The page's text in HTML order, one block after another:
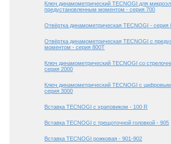
Ключ динамометрический TECNOGI для
предустановленным моментом - серия 700
Отвёртка динамометрическая TECNOGI - серия
Отвёртка динамометрическая TECNOGI с
моментом - серия 800T
Ключ динамометрический TECNOGI со
серия 2000
Ключ динамометрический TECNOGI с
серия 3000
Вставка TECNOGI с храповиком - 100 R
Вставка TECNOGI с трещоточной головкой - 905
Вставка TECNOGI рожковая - 901-902